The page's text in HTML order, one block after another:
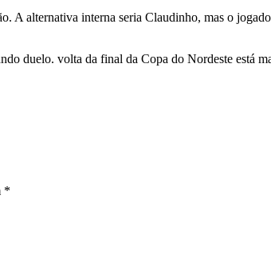
A alternativa interna seria Claudinho, mas o
duelo. volta da final da Copa do Nordeste está
*